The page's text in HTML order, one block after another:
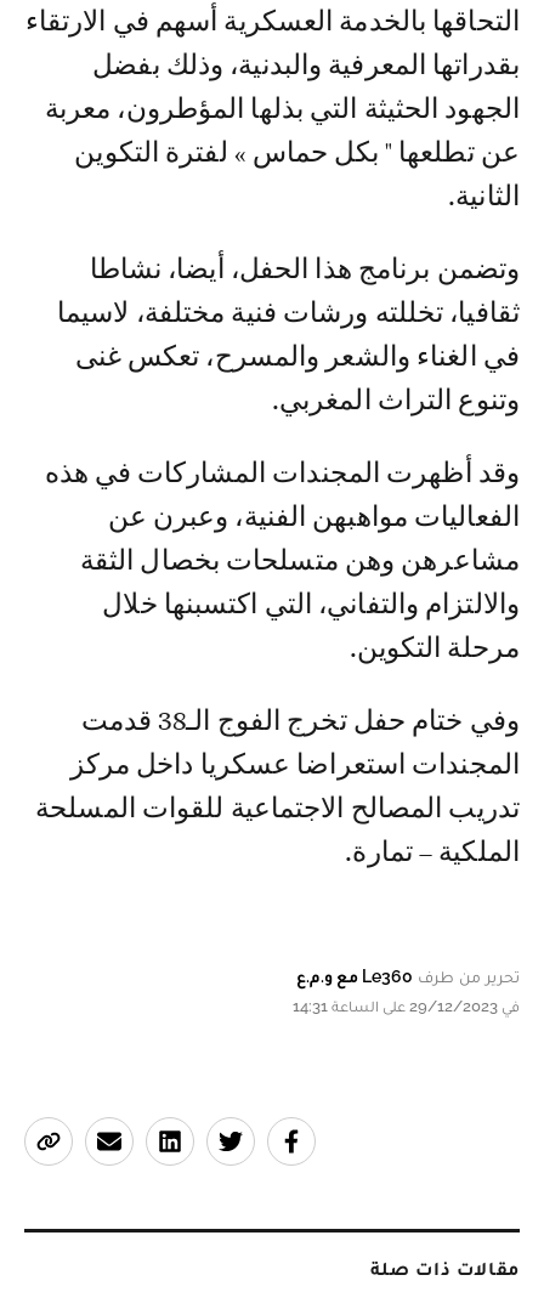
التحاقها بالخدمة العسكرية أسهم في الارتقاء
بقدراتها المعرفية والبدنية، وذلك بفضل
الجهود الحثيثة التي بذلها المؤطرون، معربة
عن تطلعها " بكل حماس » لفترة التكوين
الثانية.
وتضمن برنامج هذا الحفل، أيضا، نشاطا
ثقافيا، تخللته ورشات فنية مختلفة، لاسيما
في الغناء والشعر والمسرح، تعكس غنى
وتنوع التراث المغربي.
وقد أظهرت المجندات المشاركات في هذه
الفعاليات مواهبهن الفنية، وعبرن عن
مشاعرهن وهن متسلحات بخصال الثقة
والالتزام والتفاني، التي اكتسبنها خلال
مرحلة التكوين.
وفي ختام حفل تخرج الفوج الـ38 قدمت
المجندات استعراضا عسكريا داخل مركز
تدريب المصالح الاجتماعية للقوات المسلحة
الملكية – تمارة.
تحرير من طرف Le360 مع و.م.ع
في 29/12/2023 على الساعة 14:31
مقالات ذات صلة